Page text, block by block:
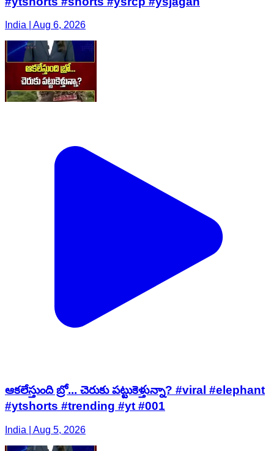
India | Aug 6, 2026
ఆకలేస్తుంది బ్రో... చెరుకు పట్టుకెళ్తున్నా? #viral #elephant
#ytshorts #trending #yt #001
India | Aug 5, 2026